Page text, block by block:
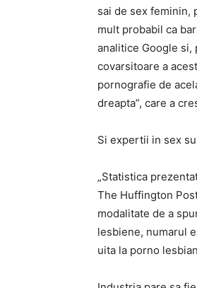
sai de sex feminin,
mult probabil ca
analitice Google
covarsitoare a
pornografie de
dreapta”, care a
Si expertii in sex
„Statistica
The Huffington
modalitate de a
lesbiene, numarul
uita la porno